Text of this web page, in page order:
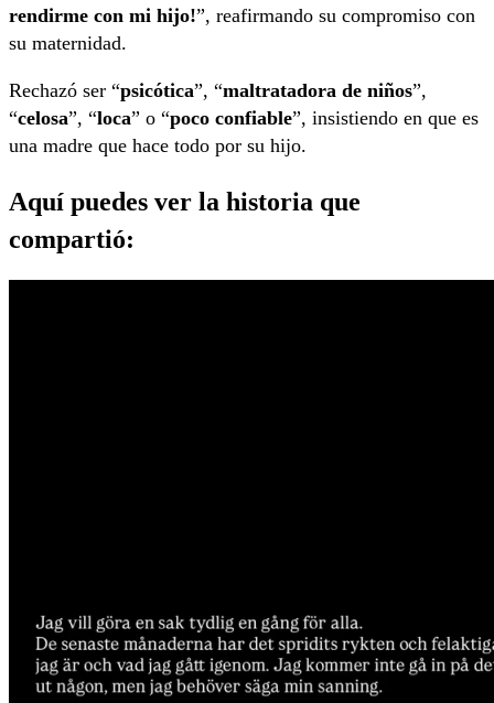
rendirme con mi hijo!”, reafirmando su compromiso con
su maternidad.
Rechazó ser “psicótica”, “maltratadora de niños”,
“celosa”, “loca” o “poco confiable”, insistiendo en que es
una madre que hace todo por su hijo.
Aquí puedes ver la historia que
compartió: